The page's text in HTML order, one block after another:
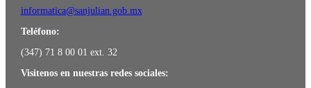
informatica@sanjulian.gob.mx
Teléfono:
(347) 71 8 00 01 ext. 32
Visitenos en nuestras redes sociales: